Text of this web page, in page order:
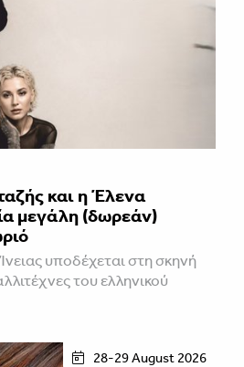
και η Έλενα
μεγάλη (δωρεάν)
υποδέχεται στη σκηνή
του ελληνικού
28-29 August 2026